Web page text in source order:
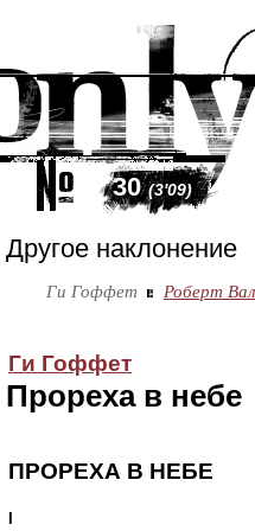
30(3'09)
Другое наклонение
Ги Гоффет Роберт
Ги Гоффет
Прореха в небе
ПРОРЕХА В НЕБЕ